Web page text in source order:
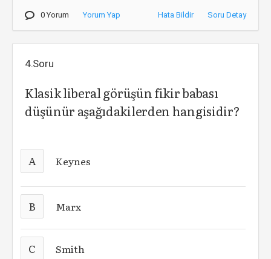
0 Yorum Yorum Yap Hata Bildir Soru Detay
4.Soru
Klasik liberal görüşün fikir babası
düşünür aşağıdakilerden hangisidir?
A Keynes
B Marx
C Smith